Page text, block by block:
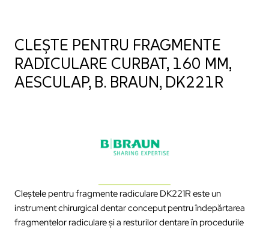
CLEȘTE PENTRU FRAGMENTE
RADICULARE CURBAT, 160 MM,
AESCULAP, B. BRAUN, DK221R
Cleștele pentru fragmente radiculare DK221R este un
instrument chirurgical dentar conceput pentru îndepărtarea
fragmentelor radiculare și a resturilor dentare în procedurile